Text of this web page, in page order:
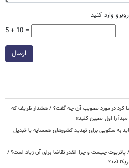
وارد کنید
5 + 10 =
ارسال
کرد در مورد تصویب آن چه گفت؟ / هشدار ظریف که
به سکویی برای تهدید کشورهای همسایه یا تبدیل
چیست و چرا انقدر تقاضا برای آن زیاد است؟ /
آمد؟